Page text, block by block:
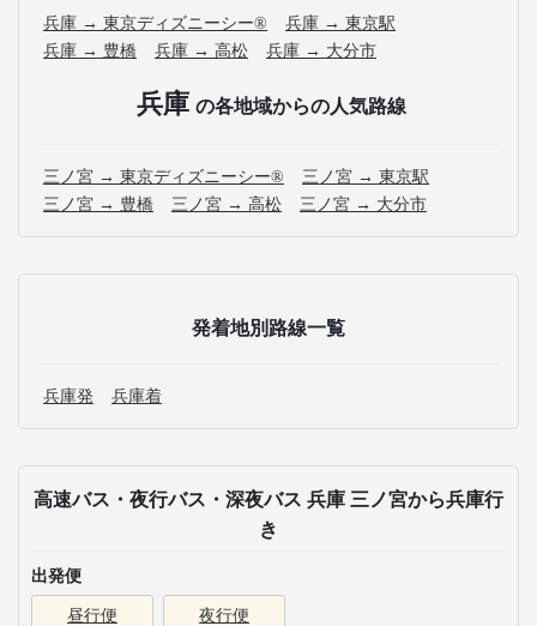
兵庫 → 東京ディズニーシー®
兵庫 → 東京駅
兵庫 → 豊橋
兵庫 → 高松 兵庫 → 大分市
兵庫 の各地域からの人気路線
三ノ宮 → 東京ディズニーシー®
三ノ宮 → 東京駅
三ノ宮 → 豊橋
三ノ宮 → 高松 三ノ宮 → 大分市
発着地別路線一覧
兵庫発 兵庫着
高速バス・夜行バス・深夜バス 兵庫 三ノ宮から兵庫行
き
出発便
昼行便 夜行便